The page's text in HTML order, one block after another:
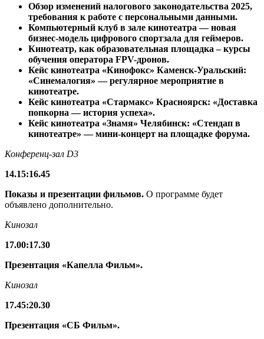
Обзор изменений налогового законодательства 2025,
требования к работе с персональными данными.
Компьютерный клуб в зале кинотеатра — новая
бизнес-модель цифрового спортзала для геймеров.
Кинотеатр, как образовательная площадка – курсы
обучения оператора FPV-дронов.
Кейс кинотеатра «Кинофокс» Каменск-Уральский:
«Синемалогия» — регулярное мероприятие в
кинотеатре.
Кейс кинотеатра «Стармакс» Красноярск: «Доставка
попкорна — история успеха».
Кейс кинотеатра «Знамя» Челябинск: «Стендап в
кинотеатре» — мини-концерт на площадке форума.
Конференц-зал D3
14.15:16.45
Показы и презентации фильмов. О программе будет
объявлено дополнительно.
Кинозал
17.00:17.30
Презентация «Капелла Фильм».
Кинозал
17.45:20.30
Презентация «СБ Фильм».